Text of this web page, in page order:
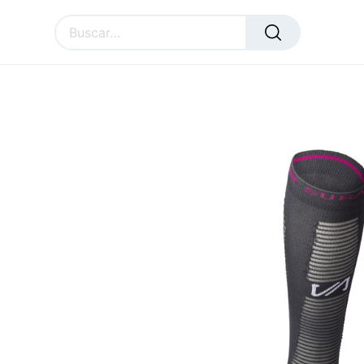
Todos los productos Calcetín Compresivo